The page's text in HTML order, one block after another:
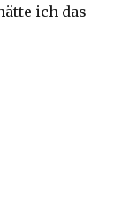
ich das